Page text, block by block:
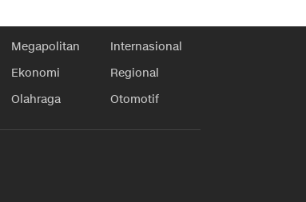
Megapolitan
Internasional
Ekonomi
Regional
Olahraga Otomotif